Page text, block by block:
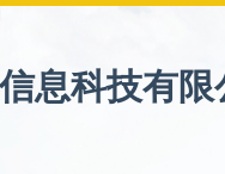
息科技有限